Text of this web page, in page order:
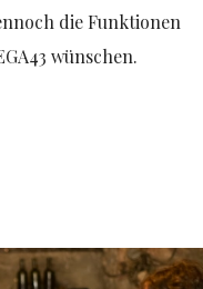
die Funktionen
wünschen.